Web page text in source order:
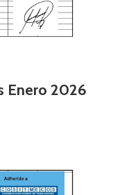
Enero 2026